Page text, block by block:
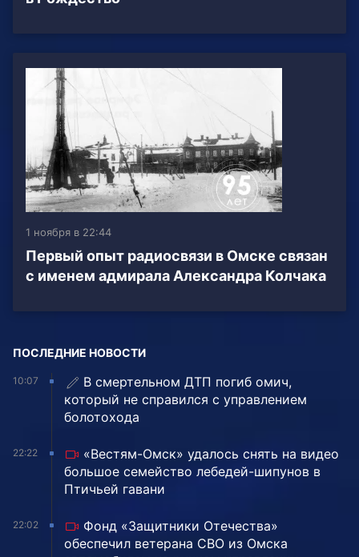
1 ноября в 22:44
Первый опыт радиосвязи в Омске связан
с именем адмирала Александра Колчака
ПОСЛЕДНИЕ НОВОСТИ
10:07
В смертельном ДТП погиб омич,
который не справился с управлением
болотохода
22:22
«Вестям-Омск» удалось снять на видео
большое семейство лебедей-шипунов в
Птичьей гавани
22:02
Фонд «Защитники Отечества»
обеспечил ветерана СВО из Омска